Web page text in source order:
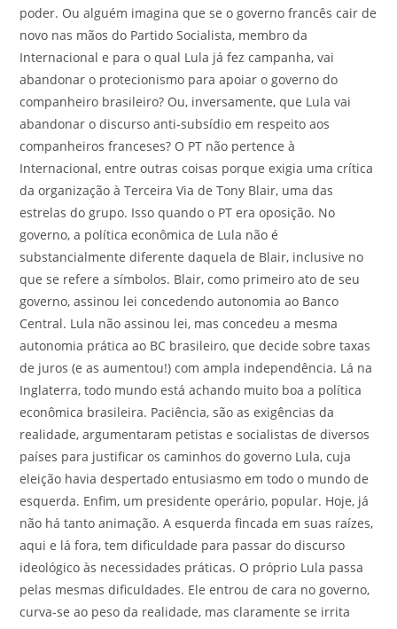
poder. Ou alguém imagina que se o governo francês cair de
novo nas mãos do Partido Socialista, membro da
Internacional e para o qual Lula já fez campanha, vai
abandonar o protecionismo para apoiar o governo do
companheiro brasileiro? Ou, inversamente, que Lula vai
abandonar o discurso anti-subsídio em respeito aos
companheiros franceses? O PT não pertence à
Internacional, entre outras coisas porque exigia uma crítica
da organização à Terceira Via de Tony Blair, uma das
estrelas do grupo. Isso quando o PT era oposição. No
governo, a política econômica de Lula não é
substancialmente diferente daquela de Blair, inclusive no
que se refere a símbolos. Blair, como primeiro ato de seu
governo, assinou lei concedendo autonomia ao Banco
Central. Lula não assinou lei, mas concedeu a mesma
autonomia prática ao BC brasileiro, que decide sobre taxas
de juros (e as aumentou!) com ampla independência. Lá na
Inglaterra, todo mundo está achando muito boa a política
econômica brasileira. Paciência, são as exigências da
realidade, argumentaram petistas e socialistas de diversos
países para justificar os caminhos do governo Lula, cuja
eleição havia despertado entusiasmo em todo o mundo de
esquerda. Enfim, um presidente operário, popular. Hoje, já
não há tanto animação. A esquerda fincada em suas raízes,
aqui e lá fora, tem dificuldade para passar do discurso
ideológico às necessidades práticas. O próprio Lula passa
pelas mesmas dificuldades. Ele entrou de cara no governo,
curva-se ao peso da realidade, mas claramente se irrita